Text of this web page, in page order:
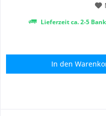
Lieferzeit ca. 2-5
In den